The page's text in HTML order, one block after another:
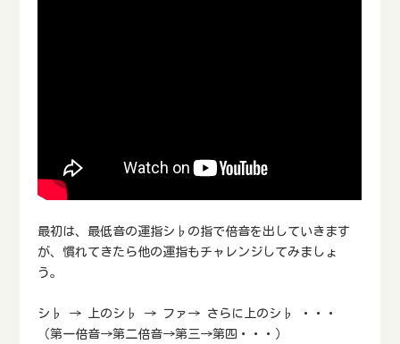
最初は、最低音の運指シ♭の指で倍音を出していきます
が、慣れてきたら他の運指もチャレンジしてみましょ
う。
シ♭ → 上のシ♭ → ファ→ さらに上のシ♭ ・・・
（第一倍音→第二倍音→第三→第四・・・）